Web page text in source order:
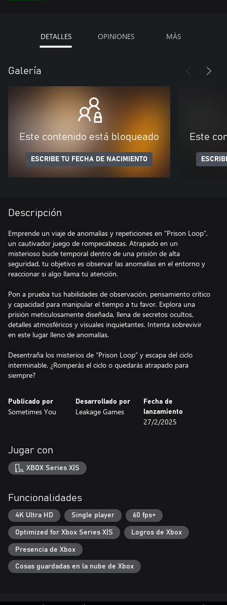
DETALLES OPINIONES MÁS
Galería
Este contenido está bloqueado
ESCRIBE TU FECHA DE NACIMIENTO
Este
Descripción
Emprende un viaje de anomalías y repeticiones en “Prison Loop”,
un cautivador juego de rompecabezas. Atrapado en un
misterioso bucle temporal dentro de una prisión de alta
seguridad, tu objetivo es observar las anomalías en el entorno y
reaccionar si algo llama tu atención.
Pon a prueba tus habilidades de observación, pensamiento crítico
y capacidad para manipular el tiempo a tu favor. Explora una
prisión meticulosamente diseñada, llena de secretos ocultos,
detalles atmosféricos y visuales inquietantes. Intenta sobrevivir
en este lugar lleno de anomalías.
Desentraña los misterios de “Prison Loop” y escapa del ciclo
interminable. ¿Romperás el ciclo o quedarás atrapado para
siempre?
Publicado por
Sometimes You
Desarrollado por
Leakage Games
Fecha de
lanzamiento
27/2/2025
Jugar con
XBOX Series X|S
Funcionalidades
4K Ultra HD Single player 60 fps+
Optimized for Xbox Series X|S Logros de Xbox
Presencia de Xbox
Cosas guardadas en la nube de Xbox